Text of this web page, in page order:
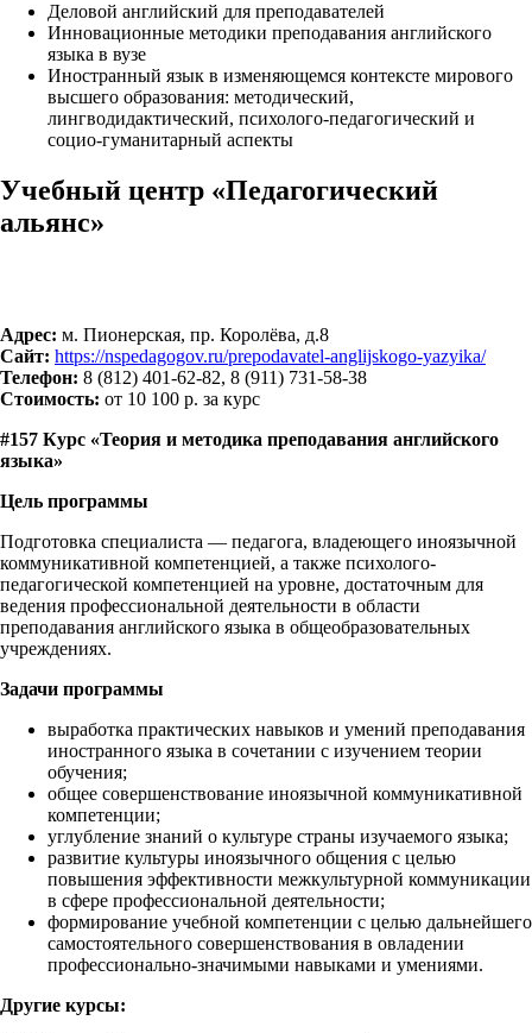
Деловой английский для преподавателей
Инновационные методики преподавания английского
языка в вузе
Иностранный язык в изменяющемся контексте мирового
высшего образования: методический,
лингводидактический, психолого-педагогический и
социо-гуманитарный аспекты
Учебный центр «Педагогический
альянс»
Адрес: м. Пионерская, пр. Королёва, д.8
Сайт: https://nspedagogov.ru/prepodavatel-anglijskogo-yazyika/
Телефон: 8 (812) 401-62-82, 8 (911) 731-58-38
Стоимость: от 10 100 р. за курс
#157 Курс «Теория и методика преподавания английского
языка»
Цель программы
Подготовка специалиста — педагога, владеющего иноязычной
коммуникативной компетенцией, а также психолого-
педагогической компетенцией на уровне, достаточным для
ведения профессиональной деятельности в области
преподавания английского языка в общеобразовательных
учреждениях.
Задачи программы
выработка практических навыков и умений преподавания
иностранного языка в сочетании с изучением теории
обучения;
общее совершенствование иноязычной коммуникативной
компетенции;
углубление знаний о культуре страны изучаемого языка;
развитие культуры иноязычного общения с целью
повышения эффективности межкультурной коммуникации
в сфере профессиональной деятельности;
формирование учебной компетенции с целью дальнейшего
самостоятельного совершенствования в овладении
профессионально-значимыми навыками и умениями.
Другие курсы: